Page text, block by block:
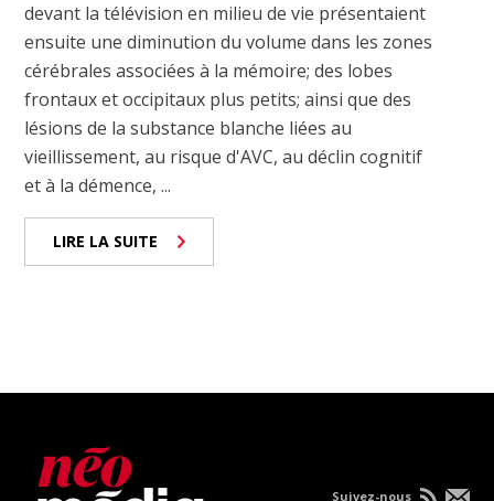
devant la télévision en milieu de vie présentaient
ensuite une diminution du volume dans les zones
cérébrales associées à la mémoire; des lobes
frontaux et occipitaux plus petits; ainsi que des
lésions de la substance blanche liées au
vieillissement, au risque d'AVC, au déclin cognitif
et à la démence, ...
LIRE LA SUITE
Suivez-nous